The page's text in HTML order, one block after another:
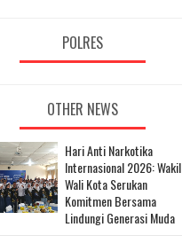
POLRES
OTHER NEWS
Hari Anti Narkotika
Internasional 2026: Wakil
Wali Kota Serukan
Komitmen Bersama
Lindungi Generasi Muda